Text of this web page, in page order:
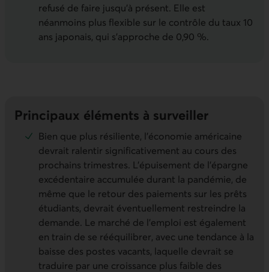
refusé de faire jusqu’à présent. Elle est
néanmoins plus flexible sur le contrôle du taux 10
ans japonais, qui s’approche de 0,90 %.
Principaux éléments à surveiller
Bien que plus résiliente, l’économie américaine
devrait ralentir significativement au cours des
prochains trimestres. L’épuisement de l’épargne
excédentaire accumulée durant la pandémie, de
même que le retour des paiements sur les prêts
étudiants, devrait éventuellement restreindre la
demande. Le marché de l’emploi est également
en train de se rééquilibrer, avec une tendance à la
baisse des postes vacants, laquelle devrait se
traduire par une croissance plus faible des